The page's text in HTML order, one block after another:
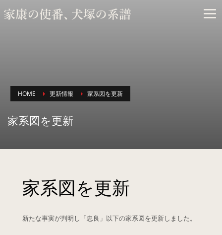
ARCHIVES
2026年3月
HOME 更新情報 家系図を更新
家系図を更新
家系図を更新
新たな事実が判明し「忠良」以下の家系図を更新しました。